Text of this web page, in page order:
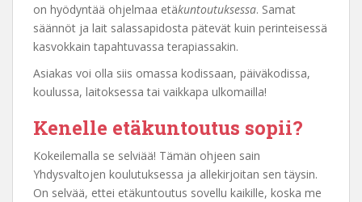
on hyödyntää ohjelmaa etäkuntoutuksessa. Samat
säännöt ja lait salassapidosta pätevät kuin perinteisessä
kasvokkain tapahtuvassa terapiassakin.
Asiakas voi olla siis omassa kodissaan, päiväkodissa,
koulussa, laitoksessa tai vaikkapa ulkomailla!
Kenelle etäkuntoutus sopii?
Kokeilemalla se selviää! Tämän ohjeen sain
Yhdysvaltojen koulutuksessa ja allekirjoitan sen täysin.
On selvää, ettei etäkuntoutus sovellu kaikille, koska me